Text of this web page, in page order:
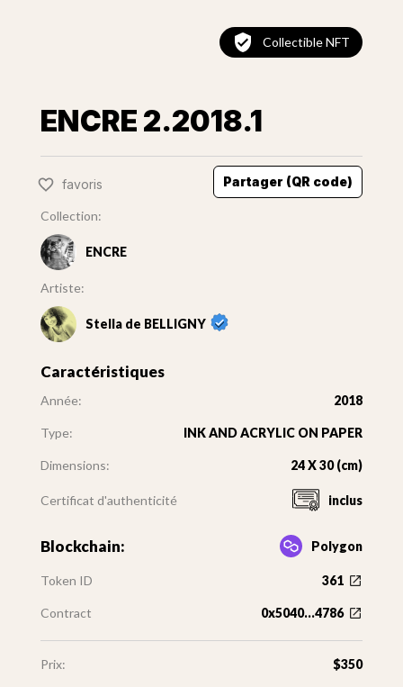
Collectible NFT
ENCRE 2.2018.1
favoris Partager (QR code)
Collection:
ENCRE
Artiste:
Stella de BELLIGNY
Caractéristiques
Année: 2018
Type: INK AND ACRYLIC ON PAPER
Dimensions: 24 X 30 (cm)
Certificat d'authenticité inclus
Blockchain: Polygon
Token ID 361
Contract 0x5040...4786
Prix: $350